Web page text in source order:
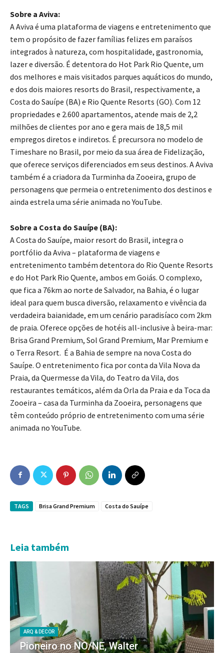
Sobre a Aviva:
A Aviva é uma plataforma de viagens e entretenimento que
tem o propósito de fazer famílias felizes em paraísos
integrados à natureza, com hospitalidade, gastronomia,
lazer e diversão. É detentora do Hot Park Rio Quente, um
dos melhores e mais visitados parques aquáticos do mundo,
e dos dois maiores resorts do Brasil, respectivamente, a
Costa do Sauípe (BA) e Rio Quente Resorts (GO). Com 12
propriedades e 2.600 apartamentos, atende mais de 2,2
milhões de clientes por ano e gera mais de 18,5 mil
empregos diretos e indiretos. É precursora no modelo de
Timeshare no Brasil, por meio da sua área de Fidelização,
que oferece serviços diferenciados em seus destinos. A Aviva
também é a criadora da Turminha da Zooeira, grupo de
personagens que permeia o entretenimento dos destinos e
ainda estrela uma série animada no YouTube.
Sobre a Costa do Sauípe (BA):
A Costa do Sauípe, maior resort do Brasil, integra o
portfólio da Aviva – plataforma de viagens e
entretenimento também detentora do Rio Quente Resorts
e do Hot Park Rio Quente, ambos em Goiás. O complexo,
que fica a 76km ao norte de Salvador, na Bahia, é o lugar
ideal para quem busca diversão, relaxamento e vivência da
verdadeira baianidade, em um cenário paradisíaco com 2km
de praia. Oferece opções de hotéis all-inclusive à beira-mar:
Brisa Grand Premium, Sol Grand Premium, Mar Premium e
o Terra Resort. É a Bahia de sempre na nova Costa do
Sauípe. O entretenimento fica por conta da Vila Nova da
Praia, da Quermesse da Vila, do Teatro da Vila, dos
restaurantes temáticos, além da Orla da Praia e da Toca da
Zooeira – casa da Turminha da Zooeira, personagens que
têm conteúdo próprio de entretenimento com uma série
animada no YouTube.
TAGS Brisa Grand Premium Costa do Sauípe
Leia também
ARQ & DECOR
Pioneiro no NO/NE, Walter